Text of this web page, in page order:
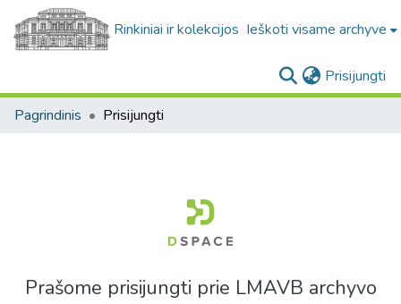
Rinkiniai ir kolekcijos Ieškoti visame archyve
Prisijungti
Pagrindinis Prisijungti
Prašome prisijungti prie LMAVB archyvo